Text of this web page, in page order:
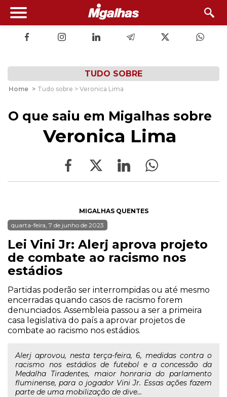
TUDO SOBRE
Home > Tudo sobre > Veronica Lima
O que saiu em Migalhas sobre
Veronica Lima
MIGALHAS QUENTES
quarta-feira, 7 de junho de 2023
Lei Vini Jr: Alerj aprova projeto
de combate ao racismo nos
estádios
Partidas poderão ser interrompidas ou até mesmo
encerradas quando casos de racismo forem
denunciados. Assembleia passou a ser a primeira
casa legislativa do país a aprovar projetos de
combate ao racismo nos estádios.
Alerj aprovou, nesta terça-feira, 6, medidas contra o
racismo nos estádios de futebol e a concessão da
Medalha Tiradentes, maior honraria do parlamento
fluminense, para o jogador Vini Jr. Essas ações fazem
parte de uma mobilização de dive...